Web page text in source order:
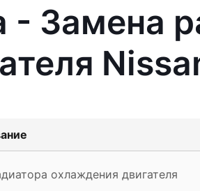
- Замена
охлаждения двигателя